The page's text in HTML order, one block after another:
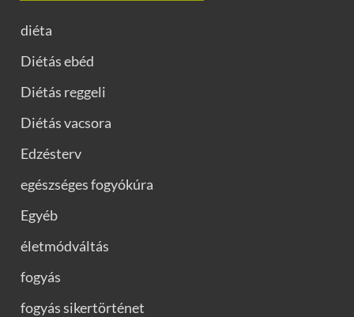
diéta
Diétás ebéd
Diétás reggeli
Diétás vacsora
Edzésterv
egészséges fogyókúra
Egyéb
életmódváltás
fogyás
fogyás sikertörténet